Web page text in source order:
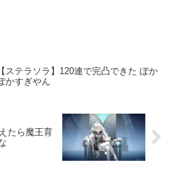
【ステラソラ】120連で完凸できた ぽか
かすぎやん
たら魔王育